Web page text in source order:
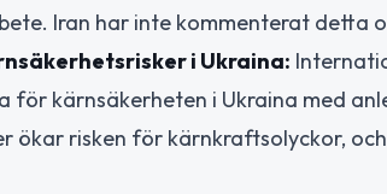
Iran har inte kommenterat detta
i Ukraina:
för kärnsäkerheten i Ukraina med
ökar risken för kärnkraftsolyckor,